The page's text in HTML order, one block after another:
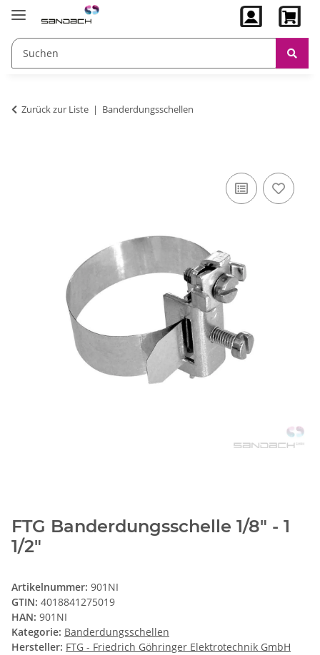
Zurück zur Liste Banderdungsschellen
FTG Banderdungsschelle 1/8" - 1
1/2"
Artikelnummer: 901NI
GTIN: 4018841275019
HAN: 901NI
Kategorie: Banderdungsschellen
Hersteller: FTG - Friedrich Göhringer Elektrotechnik GmbH